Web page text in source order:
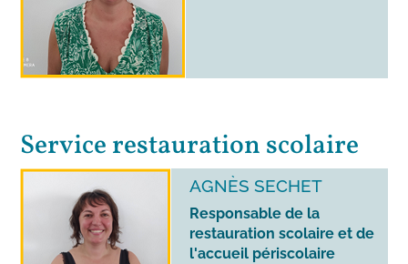
Service restauration scolaire
AGNÈS SECHET
Responsable de la
restauration scolaire et de
l'accueil périscolaire